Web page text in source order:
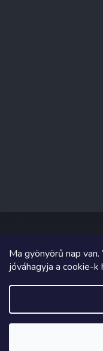
Ma gyönyörű nap
jóváhagyja a cookie-k
Copyright 2026
Grafika és